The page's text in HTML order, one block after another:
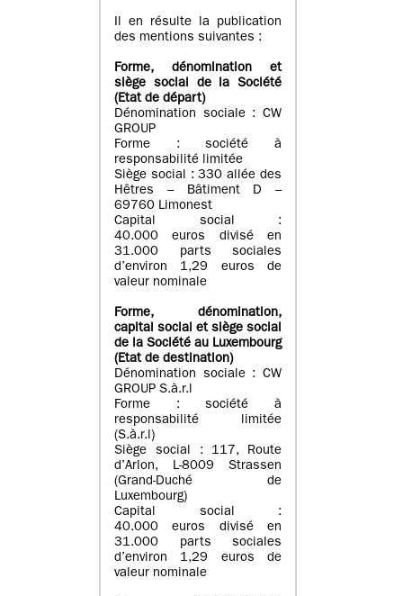
Il en résulte la publication
des mentions suivantes :
Forme, dénomination et
siège social de la Société
(Etatde départ)
Dénomination sociale : CW
GROUP
Forme : société à
responsabilité limitée
Siège social : 330 allée des
Hêtres – Bâtiment D –
69760 Limonest
Capital social :
40.000 euros divisé en
31.000 parts sociales
d’environ 1,29 euros de
valeur nominale
Forme, dénomination,
capital social et siège social
de la Société au Luxembourg
(Etat de destination)
Dénomination sociale : CW
GROUP S.à.r.l
Forme : société à
responsabilité limitée
(S.à.r.l)
Siège social : 117, Route
d’Arlon, L-8009 Strassen
(Grand-Duché de
Luxembourg)
Capital social :
40.000 euros divisé en
31.000 parts sociales
d’environ 1,29 euros de
valeur nominale